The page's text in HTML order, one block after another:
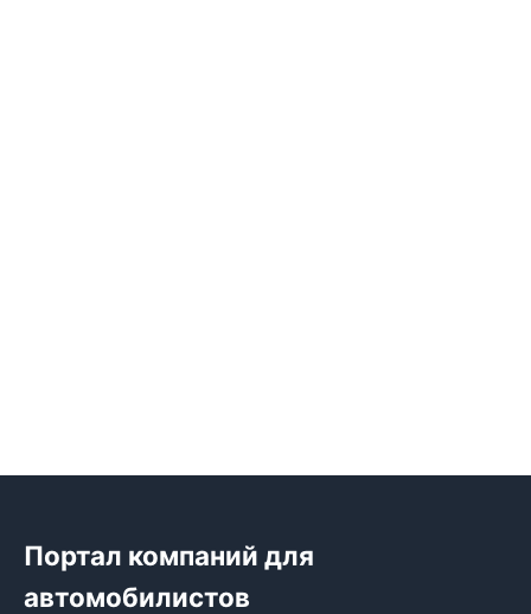
Портал компаний для
автомобилистов